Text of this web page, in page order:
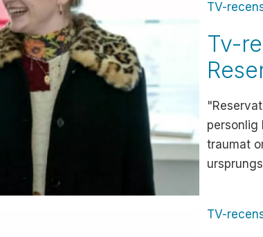
TV-
Tv-
personlig
traumat
TV-